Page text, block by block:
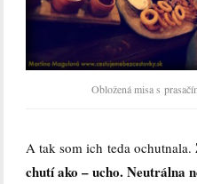
Obložená misa s
A tak som ich teda ochutnala.
chutí ako – ucho. Neutrálna